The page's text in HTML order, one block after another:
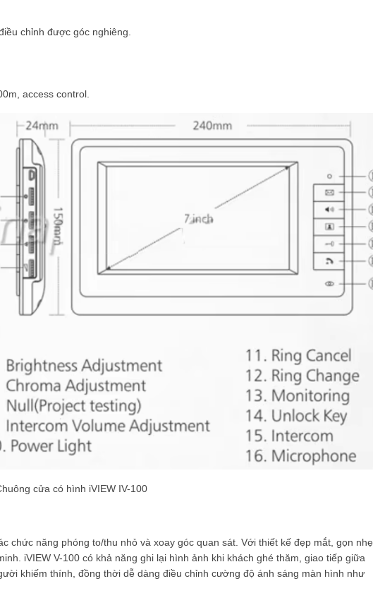
chỉnh được góc nghiêng.
access control.
cửa có hình iVIEW IV-100
năng phóng to/thu nhỏ và xoay góc quan sát. Với thiết kế đẹp mắt, gọn nhẹ
iVIEW V-100 có khả năng ghi lại hình ảnh khi khách ghé thăm, giao tiếp giữa
khiếm thính, đồng thời dễ dàng điều chỉnh cường độ ánh sáng màn hình như